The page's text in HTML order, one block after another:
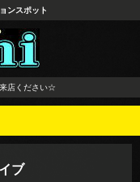
イヤ ホ
カーオ
ト
ンスポット
店ください☆
ブ